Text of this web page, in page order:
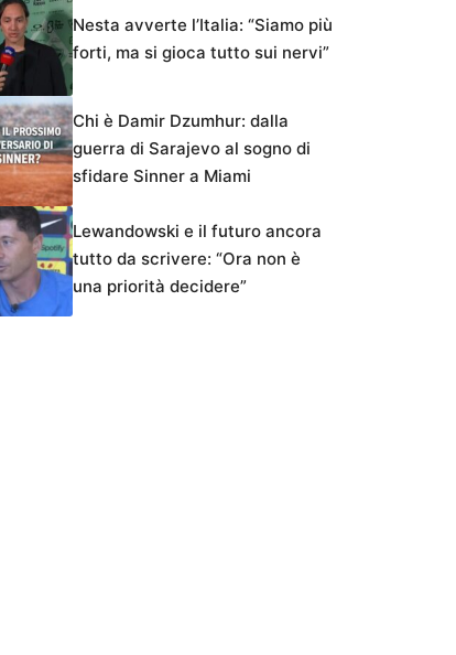
Nesta avverte l’Italia: “Siamo più
forti, ma si gioca tutto sui nervi”
Chi è Damir Dzumhur: dalla
guerra di Sarajevo al sogno di
sfidare Sinner a Miami
Lewandowski e il futuro ancora
tutto da scrivere: “Ora non è
una priorità decidere”